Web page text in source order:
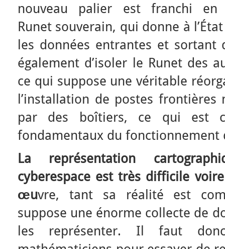
nouveau palier est franchi
Runet souverain, qui donne à
les données entrantes et
également d’isoler le Runet des
ce qui suppose une véritable
l’installation de postes frontières
par des boîtiers, ce qui est
fondamentaux du fonctionnement
La représentation
cyberespace est très difficile
œuvre, tant sa réalité est
suppose une énorme collecte de
les représenter. Il faut